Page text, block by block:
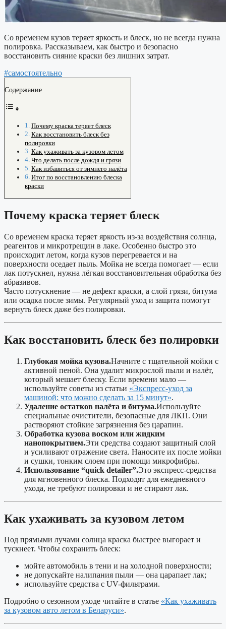
Со временем кузов теряет яркость и блеск, но не всегда нужна
полировка. Рассказываем, как быстро и безопасно
восстановить сияние краски без лишних затрат.
#самостоятельно
Содержание
Почему краска теряет блеск
Как восстановить блеск без
полировки
Как ухаживать за кузовом летом
Что делать после дождя и грязи
Как избавиться от зимнего налёта
Итог по восстановлению блеска
краски
Почему краска теряет блеск
Со временем краска теряет яркость из-за воздействия солнца,
реагентов и микротрещин в лаке. Особенно быстро это
происходит летом, когда кузов перегревается и на
поверхности оседает пыль. Мойка не всегда помогает — если
лак потускнел, нужна лёгкая восстановительная обработка без
абразивов.
Часто потускнение — не дефект краски, а слой грязи, битума
или осадка после зимы. Регулярный уход и защита помогут
вернуть блеск даже без полировки.
Как восстановить блеск без полировки
Глубокая мойка кузова.Начните с тщательной мойки с
активной пеной. Она удалит микрослой пыли и налёт,
который мешает блеску. Если времени мало —
используйте советы из статьи «Экспресс-уход за
машиной: что можно сделать за 15 минут».
Удаление остатков налёта и битума.Используйте
специальные очистители, безопасные для ЛКП. Они
растворяют стойкие загрязнения без царапин.
Обработка кузова воском или жидким
нанопокрытием.Эти средства создают защитный слой
и усиливают отражение света. Наносите их после мойки
и сушки, тонким слоем при помощи микрофибры.
Использование “quick detailer”.Это экспресс-средства
для мгновенного блеска. Подходят для ежедневного
ухода, не требуют полировки и не стирают лак.
Как ухаживать за кузовом летом
Под прямыми лучами солнца краска быстрее выгорает и
тускнеет. Чтобы сохранить блеск:
мойте автомобиль в тени и на холодной поверхности;
не допускайте налипания пыли — она царапает лак;
используйте средства с UV-фильтрами.
Подробно о сезонном уходе читайте в статье «Как ухаживать
за кузовом авто летом в Беларуси».